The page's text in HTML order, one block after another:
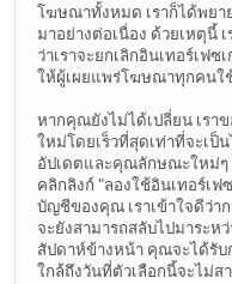
โฆษณาทั้งหมด เราก็ได้พยา
มาอย่างต่อเนื่อง ด้วยเหตุนี้
ว่าเราจะยกเลิกอินเทอร์เฟซ
ให้ผู้เผยแพร่โฆษณาทุกคนใ
หากคุณยังไม่ได้เปลี่ยน เรา
ใหม่โดยเร็วที่สุดเท่าที่จะเป็
อัปเดตและคุณลักษณะใหม่ๆ
คลิกลิงก์ "ลองใช้อินเทอร์เ
บัญชีของคุณ เราเข้าใจดีว่า
จะยังสามารถสลับไปมาระห
สัปดาห์ข้างหน้า คุณจะได้รั
ใกล้ถึงวันที่ตัวเลือกนี้จะไม่ส